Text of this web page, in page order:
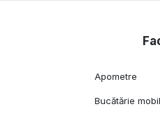
Apometre
Bucătărie